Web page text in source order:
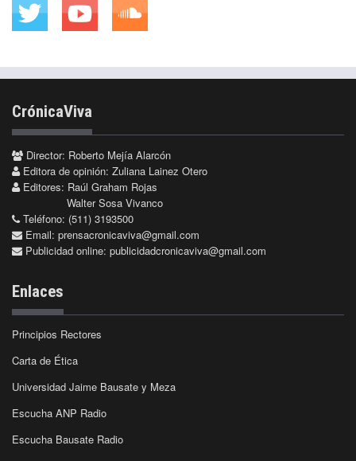
CrónicaViva
Director: Roberto Mejía Alarcón
Editora de opinión: Zuliana Lainez Otero
Editores: Raúl Graham Rojas
Walter Sosa Vivanco
Teléfono: (511) 3193500
Email: prensacronicaviva@gmail.com
Publicidad online: publicidadcronicaviva@gmail.com
Enlaces
Principios Rectores
Carta de Ética
Universidad Jaime Bausate y Meza
Escucha ANP Radio
Escucha Bausate Radio